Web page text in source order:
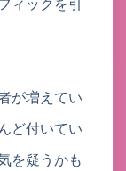
ィックを引
が増えてい
ど付いてい
を疑うかも